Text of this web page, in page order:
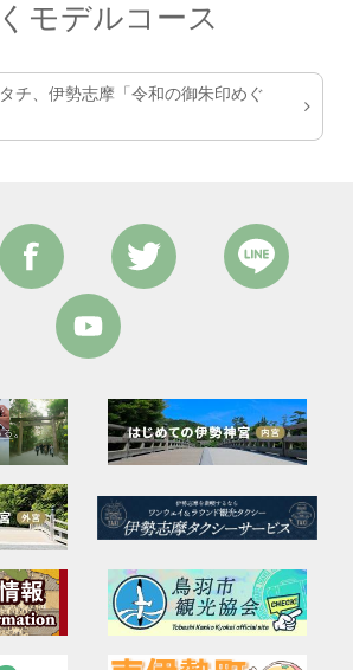
モデルコース
チ、伊勢志摩「令和の御朱印めぐ